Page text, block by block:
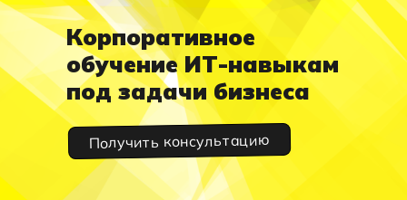
Корпоративное
обучение ИТ-навыкам
под задачи бизнеса
Получить консультацию